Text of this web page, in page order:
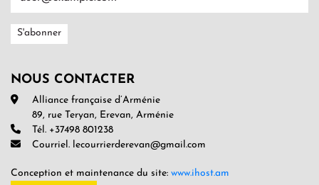
NOUS CONTACTER
Alliance française d’Arménie
89, rue Teryan, Erevan, Arménie
Tél. +37498 801238
Courriel. lecourrierderevan@gmail.com
Conception et maintenance du site: www.ihost.am